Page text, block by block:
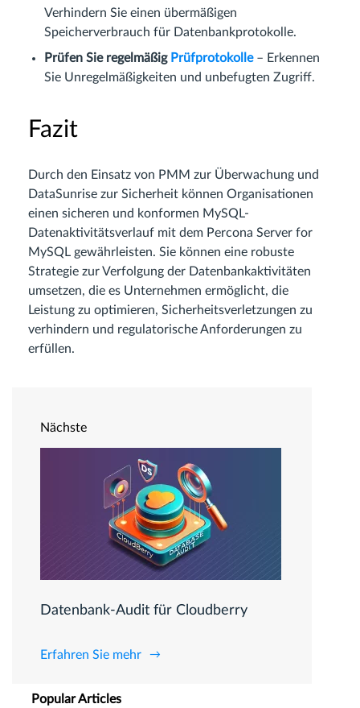
Verhindern Sie einen übermäßigen
Speicherverbrauch für Datenbankprotokolle.
Prüfen Sie regelmäßig Prüfprotokolle– Erkennen
Sie Unregelmäßigkeiten und unbefugten Zugriff.
Fazit
Durch den Einsatz von PMM zur Überwachung und
DataSunrise zur Sicherheit können Organisationen
einen sicheren und konformen MySQL-
Datenaktivitätsverlauf mit dem Percona Server for
MySQL gewährleisten. Sie können eine robuste
Strategie zur Verfolgung der Datenbankaktivitäten
umsetzen, die es Unternehmen ermöglicht, die
Leistung zu optimieren, Sicherheitsverletzungen zu
verhindern und regulatorische Anforderungen zu
erfüllen.
Nächste
Datenbank-Audit für Cloudberry
Erfahren Sie mehr
Popular Articles